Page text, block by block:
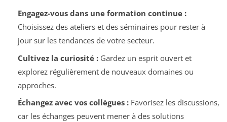
Engagez-vous dans une formation continue :
Choisissez des ateliers et des séminaires pour rester à
jour sur les tendances de votre secteur.
Cultivez la curiosité :Gardez un esprit ouvert et
explorez régulièrement de nouveaux domaines ou
approches.
Échangez avec vos collègues :Favorisez les discussions,
car les échanges peuvent mener à des solutions